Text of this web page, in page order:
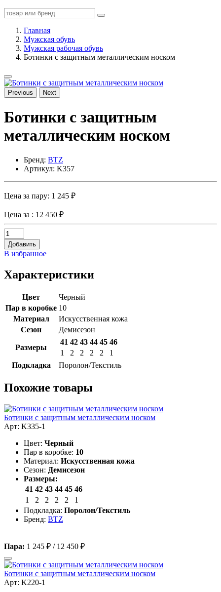
Главная
Мужская обувь
Мужская рабочая обувь
Ботинки с защитным металлическим носком
Previous Next
Ботинки с защитным
металлическим носком
Бренд: BTZ
Артикул: K357
Цена за пару: 1 245 ₽
Цена за : 12 450 ₽
Добавить
В избранное
Характеристики
Цвет
Черный
Пар в коробке 10
Материал
Искусственная кожа
Сезон
Демисезон
Размеры
41 42 43 44 45 46
1
2 2 2 2
1
Подкладка
Поролон/Текстиль
Похожие товары
Ботинки с защитным металлическим носком
Арт: K335-1
Цвет: Черный
Пар в коробке: 10
Материал: Искусственная кожа
Сезон: Демисезон
Размеры:
41 42 43 44 45 46
1
2 2 2 2
1
Подкладка: Поролон/Текстиль
Бренд: BTZ
Пара: 1 245 ₽ / 12 450 ₽
Ботинки с защитным металлическим носком
Арт: K220-1